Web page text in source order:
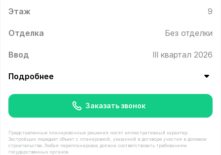
Этаж 9
Отделка Без отделки
Ввод III квартал 2026
Подробнее
Заказать звонок
Представленные планировочные решения носят иллюстративный характер.
Застройщик передаёт объект с планировкой, указанной в договоре участия в долевом
строительстве. Любая перепланировка должна соответствовать требованиям
государственных органов.